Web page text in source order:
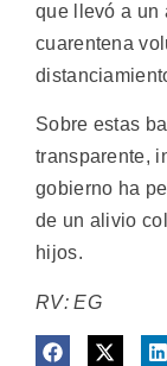
que llevó a un
cuarentena
Sobre estas
transparente,
gobierno ha
de un alivio
hijos.
RV: EG